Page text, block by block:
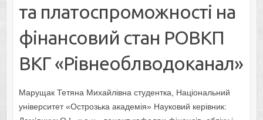
та платоспроможності на
фінансовий стан РОВКП
ВКГ «Рівнеоблводоканал»
Марущак Тетяна Михайлівна студентка, Національний
університет «Острозька академія» Науковий керівник: